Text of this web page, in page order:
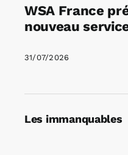
WSA France
nouveau
31/07/2026
Les immanquables